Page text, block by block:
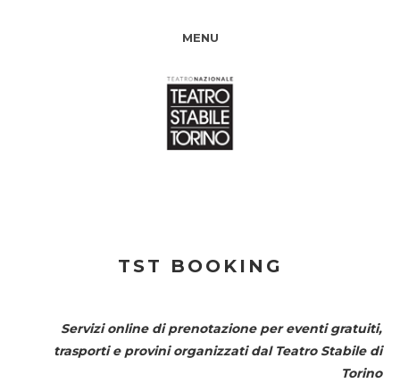
MENU
TST BOOKING
Servizi online di prenotazione per eventi gratuiti,
trasporti e provini organizzati dal Teatro Stabile di
Torino